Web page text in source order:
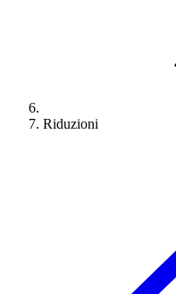
Riduzioni